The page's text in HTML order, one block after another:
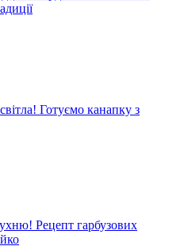
Готуємо канапку з
Рецепт гарбузових